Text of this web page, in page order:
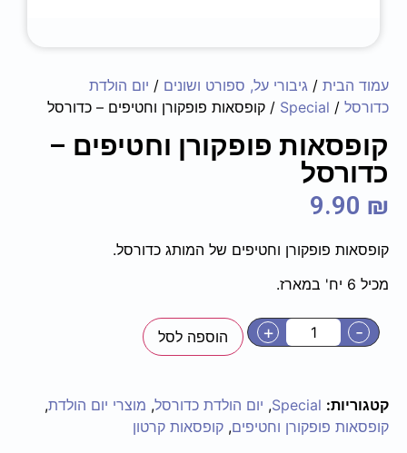
עמוד הבית / גיבורי על, ספורט ושונים / יום הולדת
כדורסל /
Special / קופסאות פופקורן וחטיפים – כדורסל
קופסאות פופקורן וחטיפים –
כדורסל
9.90 ₪
קופסאות פופקורן וחטיפים של המותג כדורסל.
מכיל 6 יח' במארז.
-
+ הוספה לסל
קטגוריות: Special
, יום הולדת כדורסל, מוצרי יום הולדת,
קופסאות פופקורן וחטיפים, קופסאות קרטון